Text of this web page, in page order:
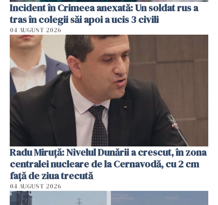
Incident în Crimeea anexată: Un soldat rus a
tras în colegii săi apoi a ucis 3 civili
04 AUGUST 2026
Radu Miruţă: Nivelul Dunării a crescut, în zona
centralei nucleare de la Cernavodă, cu 2 cm
faţă de ziua trecută
04 AUGUST 2026